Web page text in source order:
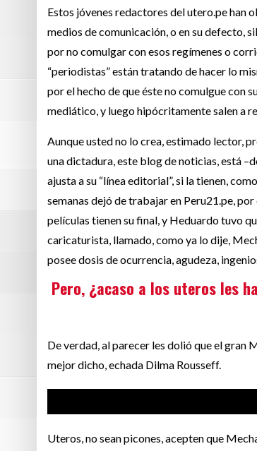
Estos jóvenes redactores del utero.pe han
medios de comunicación, o en su defecto,
por no comulgar con esos regímenes o
“periodistas” están tratando de hacer lo
por el hecho de que éste no comulgue con
mediático, y luego hipócritamente salen a
Aunque usted no lo crea, estimado lector,
una dictadura, este blog de noticias, está
ajusta a su “línea editorial”, si la tienen,
semanas dejó de trabajar en Peru21.pe,
películas tienen su final, y Heduardo tuvo
caricaturista, llamado, como ya lo dije,
posee dosis de ocurrencia, agudeza,
Pero, ¿acaso a los uteros les
De verdad, al parecer les dolió que el gran
mejor dicho, echada Dilma Rousseff.
Uteros, no sean picones, acepten que